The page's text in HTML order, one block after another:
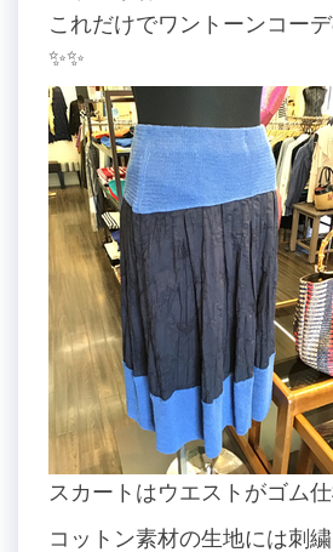
これだけでワントーンコー
✨✨
スカートはウエストがゴム
コットン素材の生地には刺